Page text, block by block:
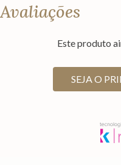
Avaliações
Este produto
SEJA O